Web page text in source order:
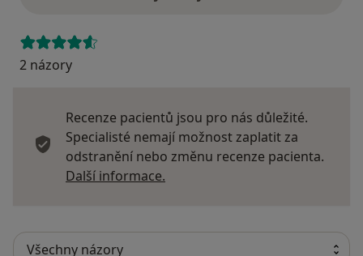
2 názory
Recenze pacientů jsou pro nás důležité.
Specialisté nemají možnost zaplatit za
odstranění nebo změnu recenze pacienta.
Další informace.